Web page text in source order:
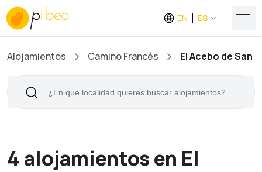
EN ES
Alojamientos Camino Francés El Acebo de San
4 alojamientos en El